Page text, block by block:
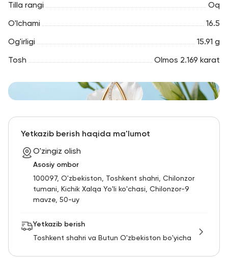
Tilla rangi Oq
O'lchami 16.5
Og'irligi 15.91 g
Tosh Olmos 2.169 karat
Yetkazib berish haqida ma'lumot
O'zingiz olish
Asosiy ombor
100097, O'zbekiston, Toshkent shahri, Chilonzor
tumani, Kichik Xalqa Yo'li ko'chasi, Chilonzor-9
mavze, 50-uy
Yetkazib berish
Toshkent shahri va Butun O'zbekiston bo'yicha